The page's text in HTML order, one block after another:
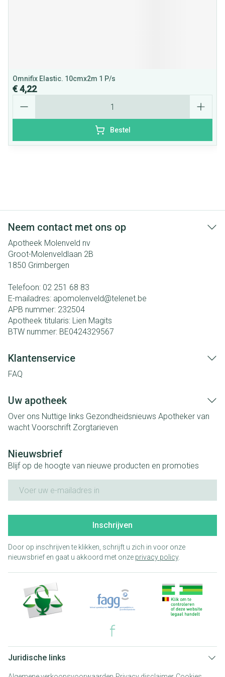
Omnifix Elastic. 10cmx2m 1 P/s
€ 4,22
Bestel
Neem contact met ons op
Apotheek Molenveld nv
Groot-Molenveldlaan 2B
1850 Grimbergen
Telefoon: 02 251 68 83
E-mailadres: apomolenveld@telenet.be
APB nummer: 232504
Apotheek titularis: Lien Magits
BTW nummer: BE0424329567
Klantenservice
FAQ
Uw apotheek
Over ons Nuttige links Gezondheidsnieuws Apotheker van
wacht Voorschrift Zorgtarieven
Nieuwsbrief
Blijf op de hoogte van nieuwe producten en promoties
Inschrijven
Door op inschrijven te klikken, schrijft u zich in voor onze
nieuwsbrief en gaat u akkoord met onze privacy policy.
Juridische links